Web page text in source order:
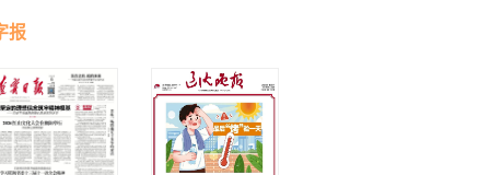
报